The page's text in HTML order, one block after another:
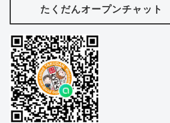
たくだんオープンチャッ